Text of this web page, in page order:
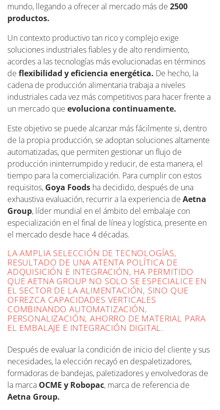
mundo, llegando a ofrecer al mercado más de 2500
productos.
Un contexto productivo tan rico y complejo exige
soluciones industriales fiables y de alto rendimiento,
acordes a las tecnologías más evolucionadas en términos
de flexibilidad y eficiencia energética. De hecho, la
cadena de producción alimentaria trabaja a niveles
industriales cada vez más competitivos para hacer frente a
un mercado que evoluciona continuamente.
Este objetivo se puede alcanzar más fácilmente si, dentro
de la propia producción, se adoptan soluciones altamente
automatizadas, que permiten gestionar un flujo de
producción ininterrumpido y reducir, de esta manera, el
tiempo para la comercialización. Para cumplir con estos
requisitos, Goya Foods ha decidido, después de una
exhaustiva evaluación, recurrir a la experiencia de Aetna
Group, líder mundial en el ámbito del embalaje con
especialización en el final de línea y logística, presente en
el mercado desde hace 4 décadas.
LA AMPLIA SELECCIÓN DE TECNOLOGÍAS,
RESULTADO DE UNA ATENTA POLÍTICA DE
ADQUISICIÓN E INTEGRACIÓN, HA PERMITIDO
QUE AETNA GROUP NO SOLO SE ESPECIALICE EN
EL SECTOR DE LA ALIMENTACIÓN, SINO QUE
OFREZCA CAPACIDADES VERTICALES
COMBINANDO AUTOMATIZACIÓN,
PERSONALIZACIÓN, AHORRO DE MATERIAL PARA
EL EMBALAJE E INTEGRACIÓN DIGITAL.
Después de evaluar la condición de inicio del cliente y sus
necesidades, la elección recayó en despaletizadores,
formadoras de bandejas, paletizadores y envolvedoras de
la marca OCME y Robopac, marca de referencia de
Aetna Group.